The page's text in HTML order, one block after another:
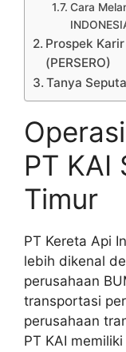
Cara
Prospek Karir
(PERSERO)
Tanya
PT KAI
Timur
PT Kereta Api
lebih dikenal
perusahaan
transportasi
perusahaan
PT KAI